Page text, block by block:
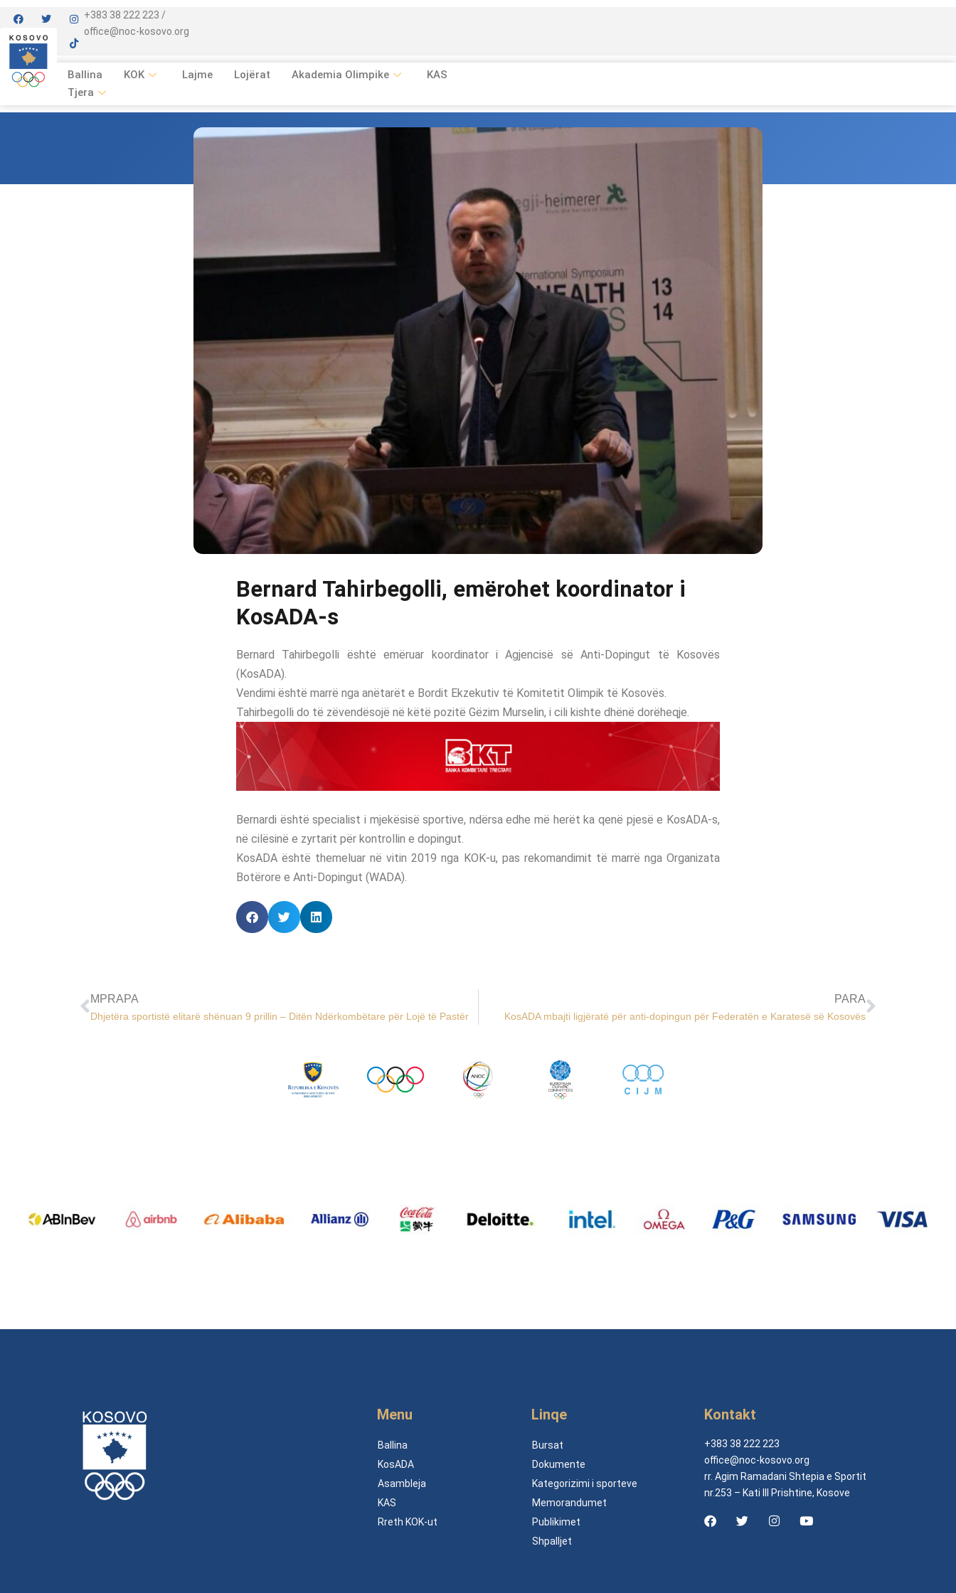
+383 38 222 223 /
office@noc-kosovo.org
Ballina KOK Lajme Lojërat Akademia Olimpike
KAS
Tjera
Bernard Tahirbegolli, emërohet koordinator i
KosADA-s
Bernard Tahirbegolli është emëruar koordinator i Agjencisë së Anti-Dopingut të Kosovës
(KosADA).
Vendimi është marrë nga anëtarët e Bordit Ekzekutiv të Komitetit Olimpik të Kosovës.
Tahirbegolli do të zëvendësojë në këtë pozitë Gëzim Murselin, i cili kishte dhënë dorëheqje.
Bernardi është specialist i mjekësisë sportive, ndërsa edhe më herët ka qenë pjesë e KosADA-s,
në cilësinë e zyrtarit për kontrollin e dopingut.
KosADA është themeluar në vitin 2019 nga KOK-u, pas rekomandimit të marrë nga Organizata
Botërore e Anti-Dopingut (WADA).
MPRAPA
Dhjetëra sportistë elitarë shënuan 9 prillin – Ditën Ndërkombëtare për Lojë të Pastër
PARA
KosADA mbajti ligjëratë për anti-dopingun për Federatën e Karatesë së Kosovës
Menu
Ballina
KosADA
Asambleja
KAS
Rreth KOK-ut
Linqe
Bursat
Dokumente
Kategorizimi i sporteve
Memorandumet
Publikimet
Shpalljet
Kontakt
+383 38 222 223
office@noc-kosovo.org
rr. Agim Ramadani Shtepia e Sportit
nr.253 – Kati III Prishtine, Kosove